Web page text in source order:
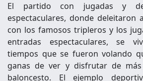
El partido con jugadas y
espectaculares, donde deleitaron
con los famosos tripleros y los
entradas espectaculares, se
tiempos que se fueron volando
ganas de ver y disfrutar de
baloncesto. El ejemplo